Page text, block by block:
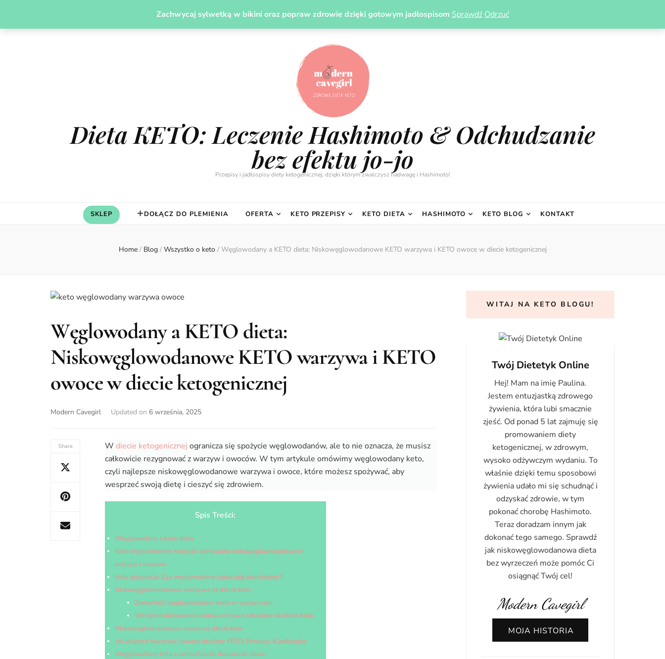
Zachwycaj sylwetką w bikini oraz popraw zdrowie dzięki gotowym jadłospisom Sprawdź Odrzuć
JADŁOSPISY ODCHUDZANIE LECZENIE HASHIMOTO DIETĄ PREZENT
Dieta KETO: Leczenie Hashimoto & Odchudzanie
bez efektu jo-jo
Przepisy i jadłospisy diety ketogenicznej, dzięki którym zwalczysz nadwagę i Hashimoto!
SKLEP DOŁĄCZ DO PLEMIENIA OFERTA KETO PRZEPISY KETO DIETA HASHIMOTO KETO BLOG KONTAKT
Home / Blog / Wszystko o keto / Węglowodany a KETO dieta: Niskowęglowodanowe KETO warzywa i KETO owoce w diecie ketogenicznej
Węglowodany a KETO dieta:
Niskowęglowodanowe KETO warzywa i KETO
owoce w diecie ketogenicznej
Modern Cavegirl Updated on 6 września, 2025
Share W diecie ketogenicznej ogranicza się spożycie węglowodanów, ale to nie oznacza, że musisz
całkowicie rezygnować z warzyw i owoców. W tym artykule omówimy węglowodany keto,
czyli najlepsze niskowęglowodanowe warzywa i owoce, które możesz spożywać, aby
wesprzeć swoją dietę i cieszyć się zdrowiem.
Spis Treści:
Węglowodany a keto dieta
Keto węglowodany: Korzyści zdrowotne niskowęglowodanowych
warzyw i owoców
Keto adaptacja: Czy węglowodany zaburzają stan ketozy?
Niskowęglowodanowe warzywa na diecie keto
Zawartość węglowodanów netto w warzywach
Warzywa dozwolone kontra warzywa zakazane na diecie keto
Niskowęglowodanowe owoce na diecie keto
Jak włączyć warzywa i owoce do diety KETO: Przepisy & jadłospisy
Węglowodany keto a odchudzanie: Rozwianie obaw
WITAJ NA KETO BLOGU!
Twój Dietetyk Online
Hej! Mam na imię Paulina.
Jestem entuzjastką zdrowego
żywienia, która lubi smacznie
zjeść. Od ponad 5 lat zajmuję się
promowaniem diety
ketogenicznej, w zdrowym,
wysoko odżywczym wydaniu. To
właśnie dzięki temu sposobowi
żywienia udało mi się schudnąć i
odzyskać zdrowie, w tym
pokonać chorobę Hashimoto.
Teraz doradzam innym jak
dokonać tego samego. Sprawdź
jak niskowęglowodanowa dieta
bez wyrzeczeń może pomóc Ci
osiągnąć Twój cel!
Modern Cavegirl
MOJA HISTORIA